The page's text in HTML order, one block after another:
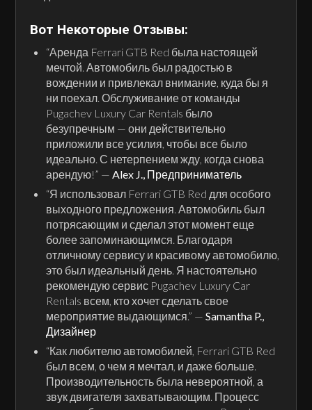
Вот Некоторые Отзывы:
“Аренда Ferrari GTB Red была настоящей
мечтой. Автомобиль был радостью в
вождении и привлекал внимание, куда бы я
ни поехал. Обслуживание от команды
Pugachev Luxury Car Rentals было
безупречным — они действительно
приложили все усилия, чтобы все было
идеально. С нетерпением жду, когда снова
арендую!” — Alex J., Предприниматель
“Я использовал Ferrari GTB Red для особого
выходного предложения. Автомобиль был
потрясающим и сделал этот момент еще
более запоминающимся. Благодаря
отличному сервису и красивому автомобилю,
это был идеальный день. Я настоятельно
рекомендую сервис Pugachev Luxury Car
Rentals всем, кто хочет сделать свое
мероприятие выдающимся.” —Samantha P.,
Дизайнер
“Как любителю автомобилей, Ferrari GTB Red
был всем, о чем я мечтал, и даже больше.
Производительность была невероятной, а
звук двигателя захватывающим. Процесс